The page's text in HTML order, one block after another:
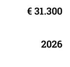
€ 31.300
2026